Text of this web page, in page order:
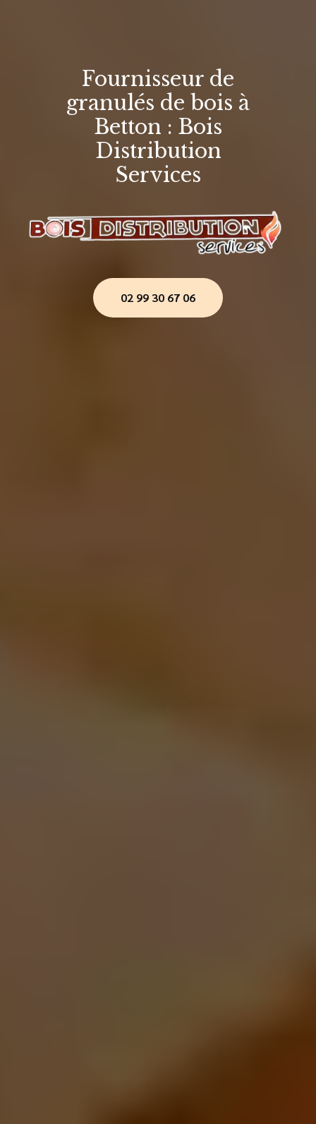
Fournisseur de
granulés de bois à
Betton : Bois
Distribution
Services
02 99 30 67 06